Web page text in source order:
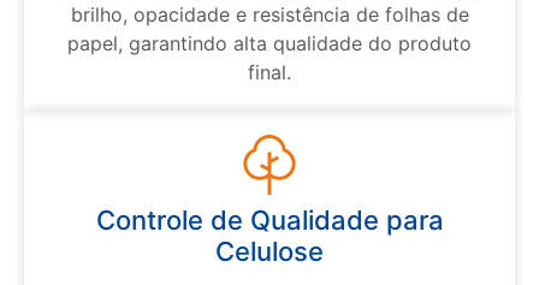
brilho, opacidade e resistência de folhas de
papel, garantindo alta qualidade do produto
final.
Controle de Qualidade para
Celulose